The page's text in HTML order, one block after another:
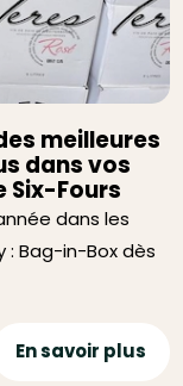
des meilleures
dans vos
Six-Fours
dans les
: Bag-in-Box dès
En savoir plus